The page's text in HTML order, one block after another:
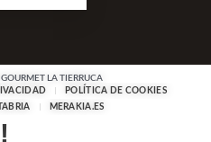
LA TIERRUCA
POLÍTICA DE COOKIES
MERAKIA.ES